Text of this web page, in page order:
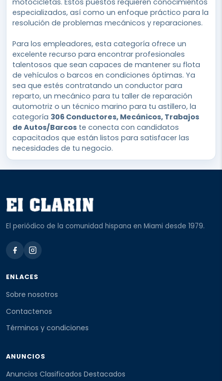
motocicletas. Estos puestos requieren conocimientos
especializados, así como un enfoque práctico para la
resolución de problemas mecánicos y reparaciones.
Para los empleadores, esta categoría ofrece un
excelente recurso para encontrar profesionales
talentosos que sean capaces de mantener su flota
de vehículos o barcos en condiciones óptimas. Ya
sea que estés contratando un conductor para
reparto, un mecánico para tu taller de reparación
automotriz o un técnico marino para tu astillero, la
categoría 306 Conductores, Mecánicos, Trabajos
de Autos/Barcos te conecta con candidatos
capacitados que están listos para satisfacer las
necesidades de tu negocio.
El periódico de la comunidad hispana en Miami desde 1979.
ENLACES
Sobre nosotros
Contactenos
Términos y condiciones
ANUNCIOS
Anuncios Clasificados Destacados